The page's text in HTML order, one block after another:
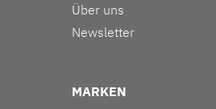
Über uns
Newsletter
MARKEN